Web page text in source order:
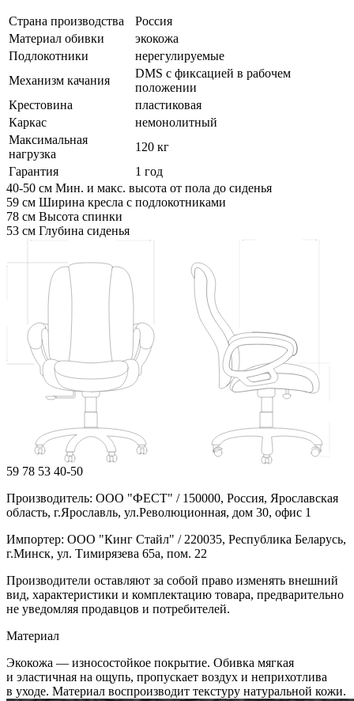
Страна производства
Россия
Материал обивки
экокожа
Подлокотники
нерегулируемые
Механизм качания
DMS с фиксацией в рабочем
положении
Крестовина
пластиковая
Каркас
немонолитный
Максимальная
нагрузка
120 кг
Гарантия
1 год
40-50 см Мин. и макс. высота от пола до сиденья
59 см Ширина кресла с подлокотниками
78 см Высота спинки
53 см Глубина сиденья
59 78 53 40-50
Производитель: ООО "ФЕСТ" / 150000, Россия, Ярославская
область, г.Ярославль, ул.Революционная, дом 30, офис 1
Импортер: ООО "Кинг Стайл" / 220035, Республика Беларусь,
г.Минск, ул. Тимирязева 65а, пом. 22
Производители оставляют за собой право изменять внешний
вид, характеристики и комплектацию товара, предварительно
не уведомляя продавцов и потребителей.
Материал
Экокожа — износостойкое покрытие. Обивка мягкая
и эластичная на ощупь, пропускает воздух и неприхотлива
в уходе. Материал воспроизводит текстуру натуральной кожи.